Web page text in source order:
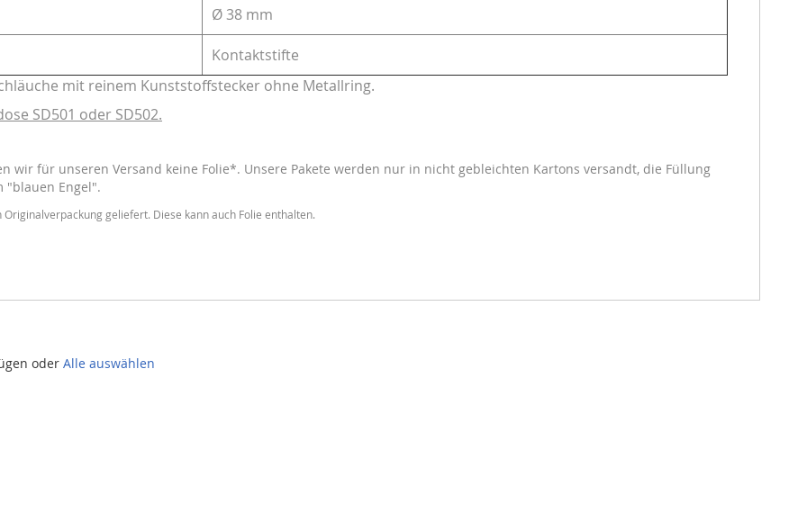
Ø 38 mm
Kontaktstifte
mit reinem Kunststoffstecker ohne Metallring.
SD501 oder SD502.
wir für unseren Versand keine Folie*. Unsere Pakete werden nur in nicht gebleichten Kartons versandt, die Füllung
"blauen Engel".
geliefert. Diese kann auch Folie enthalten.
oder Alle auswählen